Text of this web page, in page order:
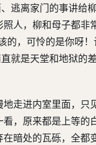
逃离家门的事讲给
人，柳和母子都非
的，可怜的是你呀
就是天堂和地狱的
走进内室里面，只
，原来都是上等的
暗处的瓦砾，全都